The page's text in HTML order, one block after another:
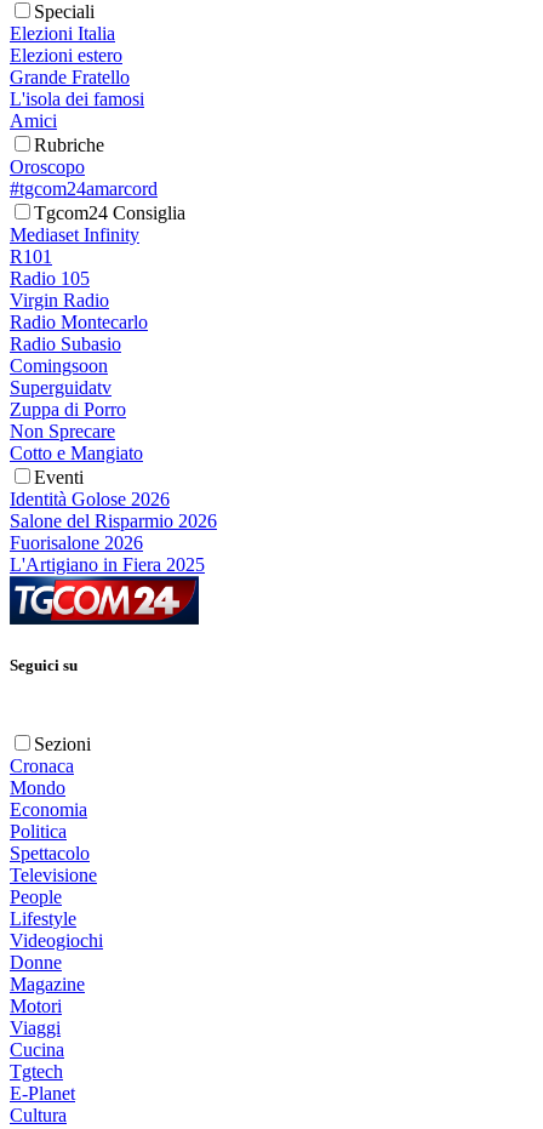
Speciali
Elezioni Italia
Elezioni estero
Grande Fratello
L'isola dei famosi
Amici
Rubriche
Oroscopo
#tgcom24amarcord
Tgcom24 Consiglia
Mediaset Infinity
R101
Radio 105
Virgin Radio
Radio Montecarlo
Radio Subasio
Comingsoon
Superguidatv
Zuppa di Porro
Non Sprecare
Cotto e Mangiato
Eventi
Identità Golose 2026
Salone del Risparmio 2026
Fuorisalone 2026
L'Artigiano in Fiera 2025
Seguici su
Sezioni
Cronaca
Mondo
Economia
Politica
Spettacolo
Televisione
People
Lifestyle
Videogiochi
Donne
Magazine
Motori
Viaggi
Cucina
Tgtech
E-Planet
Cultura